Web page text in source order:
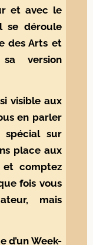
et avec le
se déroule
des Arts et
version
visible aux
en parler
spécial sur
place aux
et comptez
fois vous
mais
d’un Week-